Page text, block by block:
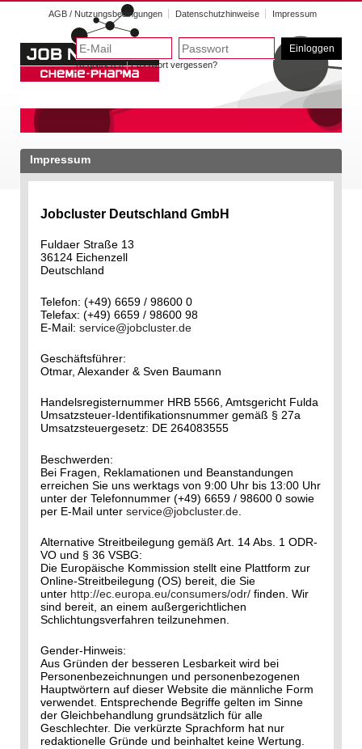
AGB / Nutzungsbedingungen Datenschutzhinweise Impressum
Einloggen
Registrieren|Passwort vergessen?
Impressum
Jobcluster Deutschland GmbH
Fuldaer Straße 13
36124 Eichenzell
Deutschland
Telefon: (+49) 6659 / 98600 0
Telefax: (+49) 6659 / 98600 98
E-Mail: service@jobcluster.de
Geschäftsführer:
Otmar, Alexander & Sven Baumann
Handelsregisternummer HRB 5566, Amtsgericht Fulda
Umsatzsteuer-Identifikationsnummer gemäß § 27a
Umsatzsteuergesetz: DE 264083555
Beschwerden:
Bei Fragen, Reklamationen und Beanstandungen
erreichen Sie uns werktags von 9:00 Uhr bis 13:00 Uhr
unter der Telefonnummer (+49) 6659 / 98600 0 sowie
per E-Mail unter service@jobcluster.de
Alternative Streitbeilegung gemäß Art. 14 Abs. 1 ODR-
VO und § 36 VSBG:
Die Europäische Kommission stellt eine Plattform zur
Online-Streitbeilegung (OS) bereit, die Sie
unter http://ec.europa.eu/consumers/odr/ finden. Wir
sind bereit, an einem außergerichtlichen
Schlichtungsverfahren teilzunehmen.
Gender-Hinweis:
Aus Gründen der besseren Lesbarkeit wird bei
Personenbezeichnungen und personenbezogenen
Hauptwörtern auf dieser Website die männliche Form
verwendet. Entsprechende Begriffe gelten im Sinne
der Gleichbehandlung grundsätzlich für alle
Geschlechter. Die verkürzte Sprachform hat nur
redaktionelle Gründe und beinhaltet keine Wertung.